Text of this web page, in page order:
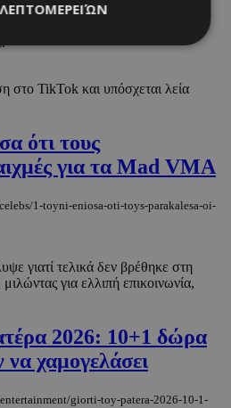
beauty/face-taping-to-viral-mystiko-
στο TikTok και υπόσχεται λεία
ότι τους
για τα Mad VMA
1-toyni-eniosa-oti-toys-parakalesa-oi-
γιατί τελικά δεν βρέθηκε στη
για ελλιπή επικοινωνία,
2026: 10+1 δώρα
χαμογελάσει
giorti-toy-patera-2026-10-1-
Απόδοσης
ταξινομημένα
cookies επιτρέπουν
του ιστότοπου, όπως τη
να χρησιμοποιηθεί σωστά
cookies.
Πεδίο
www.must.com.cy 12 ώρες